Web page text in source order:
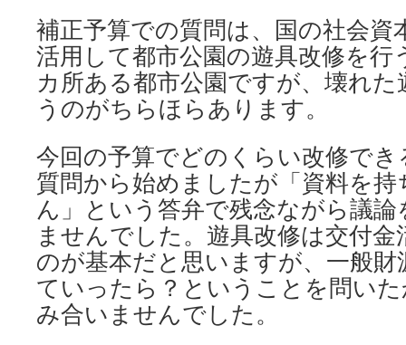
補正予算での質問は、国の社会資
活用して都市公園の遊具改修を行
カ所ある都市公園ですが、壊れ
うのがちらほらあります。
今回の予算でどのくらい改修で
質問から始めましたが「資料を
ん」という答弁で残念ながら議
ませんでした。遊具改修は交付
のが基本だと思いますが、一般
ていったら？ということを問い
み合いませんでした。